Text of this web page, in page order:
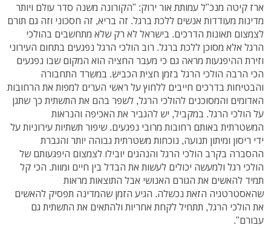
ארז קיטה מנכ"ל עמותת אור ירוק: "הקורונה משנה סדר עולם ויותר
מדינות מעודדות אנשים ללכת ברגל. זה בריא, זה חסכוני וזה גם תורם
לצמצום תאונות הדרכים. בישראל לא רק שלא מתחשבים בהולכי
הרגל אלא מסוכן ללכת ברגל. רוב הולכי הרגל נפגעים בתחום העירוני
וזירת ההיפגעות מראה גם כי מעבר החציה הוא המקום שבו נפגעים
הכי הרבה הולכי הרגל בזמן חצית הכביש. במשרד התחבורה
והבטיחות בדרכים חייבים ללחוץ על ראשי הערים למפות את הרחובות
האדומים והמסוכנים להולכי הרגל, לשפר בהם את התשתית כך שתגן
על הולכי הרגל. במקביל, יש להגביר את האכיפה והנראות
המשטרתית באותם רחובות מרובי נפגעים. שיפור תשתיות עירוניות על
ידי ריסון ומיתון תנועה, נוכחות משטרתית גבוהה יותר והגברת
ההסברה בקרב הולכי הרגל והנהגים יובילו לצמצום היפגעותם של
הולכי רגל ולמעשה יכולים לעשות את הבדל בין חיים ומוות. הכי קל
תמיד להאשים את הגורם האנושי אבל התוצאות מראות
שהאסטרטגיה הזאת נכשלה. הגיע הזמן שהמדינה תפסיק להאשים
את הולכי הרגל, תתחיל לקחת אחריות ולהתאים את התשתית גם
עבורם".